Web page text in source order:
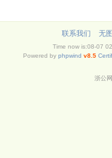
联系我们 无
Time now is:08-07
Powered by phpwind v8.5
浙公